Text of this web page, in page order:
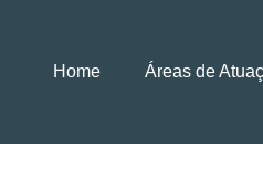
Home Áreas de